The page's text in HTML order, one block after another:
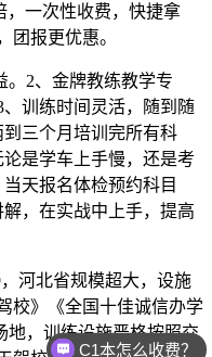
，一次性收费，快捷拿
团报更优惠。
。2、金牌教练教学专
训练时间灵活，随到随
三个月培训完所有科
是学车上手慢，还是考
天报名体检预约科目
，在实战中上手，提高
河北省规模超大，设施
校》《全国十佳诚信办学
地，训练设施严格按照交
C1本怎么收费？